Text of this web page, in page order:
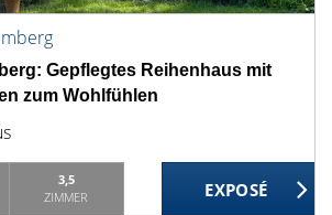
Gepflegtes Reihenhaus mit
zum Wohlfühlen
3,5
ZIMMER